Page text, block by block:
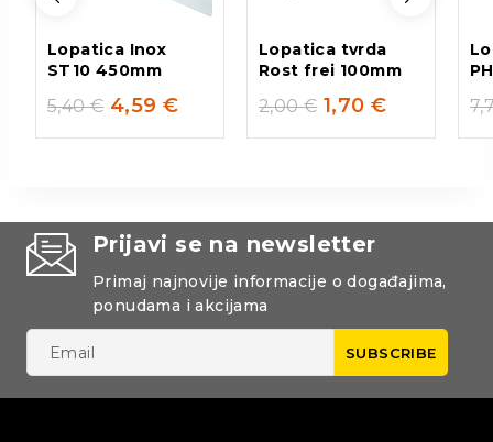
Lopatica Inox
ST10 450mm
5,40€ 4,59 €
Lopatica tvrda
Rost frei 100mm
2,00€ 1,70 €
Prijavi se na newsletter
Primaj najnovije informacije o događajima,
ponudama i akcijama